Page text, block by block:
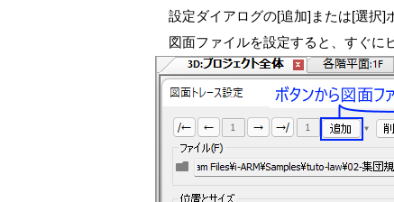
設定ダイアログの[追加]または[選択]
図面ファイルを設定すると、すぐに